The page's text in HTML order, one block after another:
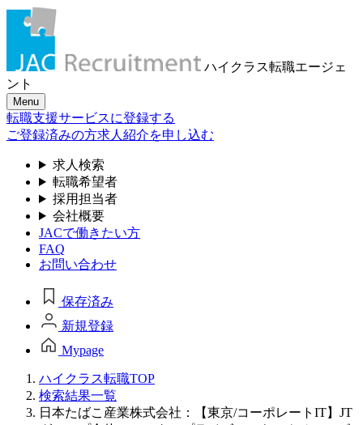
ハイクラス転職エージェ
ント
Menu
転職支援サービスに登録する
ご登録済みの方求人紹介を申し込む
求人検索
転職希望者
採用担当者
会社概要
JACで働きたい方
FAQ
お問い合わせ
保存済み
新規登録
Mypage
ハイクラス転職TOP
検索結果一覧
日本たばこ産業株式会社：【東京/コーポレートIT】JT